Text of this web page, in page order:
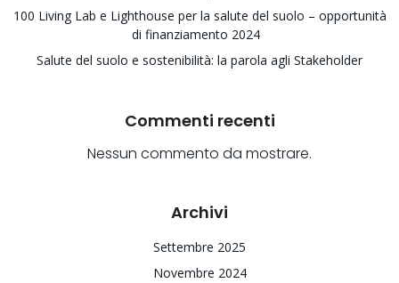
100 Living Lab e Lighthouse per la salute del suolo – opportunità
di finanziamento 2024
Salute del suolo e sostenibilità: la parola agli Stakeholder
Commenti recenti
Nessun commento da mostrare.
Archivi
Settembre 2025
Novembre 2024